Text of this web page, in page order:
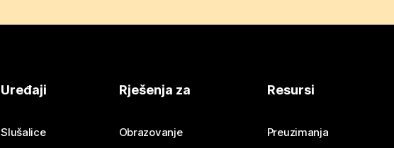
Uređaji
Slušalice
Rješenja za
Obrazovanje
Resursi
Preuzimanja